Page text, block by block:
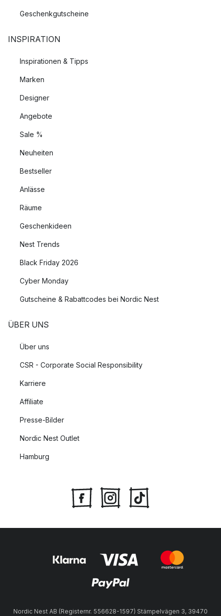
Geschenkgutscheine
INSPIRATION
Inspirationen & Tipps
Marken
Designer
Angebote
Sale %
Neuheiten
Bestseller
Anlässe
Räume
Geschenkideen
Nest Trends
Black Friday 2026
Cyber Monday
Gutscheine & Rabattcodes bei Nordic Nest
ÜBER UNS
Über uns
CSR - Corporate Social Responsibility
Karriere
Affiliate
Presse-Bilder
Nordic Nest Outlet
Hamburg
Nordic Nest AB (Registernr. 556628-1597) Stämpelvägen 3, 39470